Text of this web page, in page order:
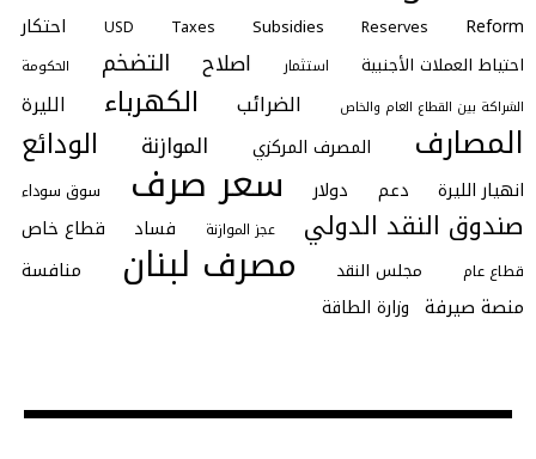
Reform
Reserves
Subsidies
Taxes
USD احتكار
احتياط العملات الأجنبية استثمار اصلاح التضخم
الحكومة
الشراكة بين القطاع العام والخاص
الضرائب الكهرباء الليرة
المصارف المصرف المركزي الموازنة الودائع
انهيار الليرة دعم دولار سعر صرف سوق سوداء
صندوق النقد الدولي عجز الموازنة فساد قطاع خاص
قطاع عام مجلس النقد مصرف لبنان
منافسة
منصة صيرفة وزارة الطاقة